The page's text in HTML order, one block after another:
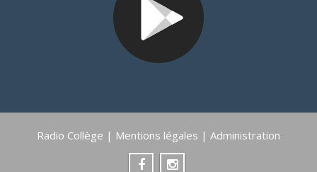
Radio Collège | Mentions légales | Administration